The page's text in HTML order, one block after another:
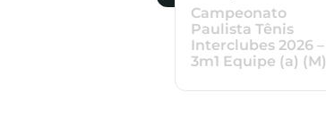
Campeonato
Paulista Tênis
Interclubes 2026 –
3m1 Equipe (a) (M)